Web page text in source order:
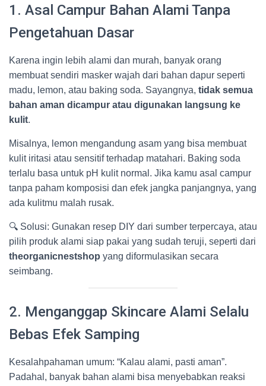
1. Asal Campur Bahan Alami Tanpa
Pengetahuan Dasar
Karena ingin lebih alami dan murah, banyak orang
membuat sendiri masker wajah dari bahan dapur seperti
madu, lemon, atau baking soda. Sayangnya, tidak semua
bahan aman dicampur atau digunakan langsung ke
kulit.
Misalnya, lemon mengandung asam yang bisa membuat
kulit iritasi atau sensitif terhadap matahari. Baking soda
terlalu basa untuk pH kulit normal. Jika kamu asal campur
tanpa paham komposisi dan efek jangka panjangnya, yang
ada kulitmu malah rusak.
🔍 Solusi: Gunakan resep DIY dari sumber terpercaya, atau
pilih produk alami siap pakai yang sudah teruji, seperti dari
theorganicnestshop yang diformulasikan secara
seimbang.
2. Menganggap Skincare Alami Selalu
Bebas Efek Samping
Kesalahpahaman umum: “Kalau alami, pasti aman”.
Padahal, banyak bahan alami bisa menyebabkan reaksi